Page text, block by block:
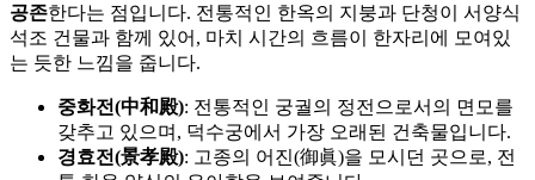
공존한다는 점입니다. 전통적인 한옥의 지붕과 단청이 서양식
석조 건물과 함께 있어, 마치 시간의 흐름이 한자리에 모여있
는 듯한 느낌을 줍니다.
중화전(中和殿): 전통적인 궁궐의 정전으로서의 면모를
갖추고 있으며, 덕수궁에서 가장 오래된 건축물입니다.
경효전(景孝殿): 고종의 어진(御眞)을 모시던 곳으로, 전